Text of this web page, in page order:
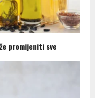
promijeniti sve